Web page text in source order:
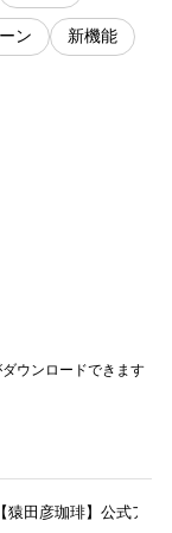
ン 新機能
ウンロードできます
【猿田彦珈琲】公式ア